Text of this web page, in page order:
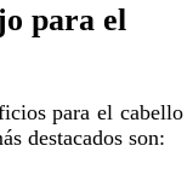
para el
destacados son: